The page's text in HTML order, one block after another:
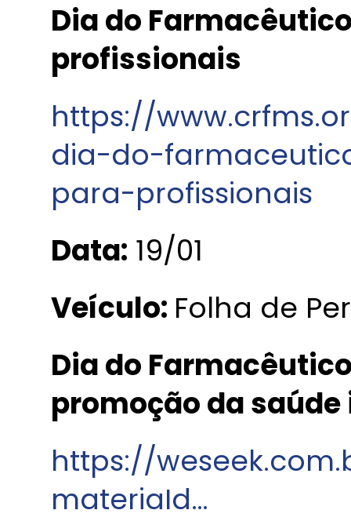
Dia do
profissionais
https://
dia-do-
para-profissionais
Data: 19/01
Veículo: Folha de
Dia do
promoção da
https://
materiaId…